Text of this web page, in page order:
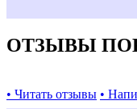
ОТЗЫВЫ
• Читать отзывы •